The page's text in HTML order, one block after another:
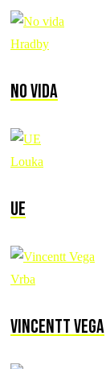
Hradby
No vida
Louka
UE
Vrba
Vincentt Vega